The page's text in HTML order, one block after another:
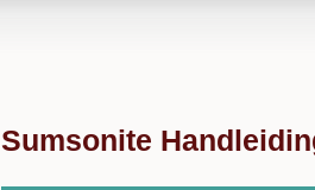
Sumsonite